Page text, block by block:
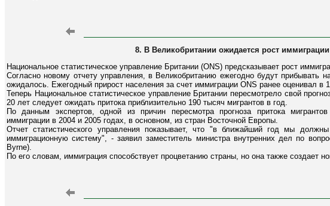
8. В Великобритании ожидается рост иммиграции
Национальное статистическое управление Британии (ONS) предсказывает рост
Согласно новому отчету управления, в Великобританию ежегодно будут прибывать
ожидалось. Ежегодный прирост населения за счет иммиграции ONS ранее оценивал в
Теперь Национальное статистическое управление Британии пересмотрело свой
20 лет следует ожидать притока приблизительно 190 тысяч мигрантов в год.
По данным экспертов, одной из причин пересмотра прогноза притока
иммиграции в 2004 и 2005 годах, в основном, из стран Восточной Европы.
Отчет статистического управления показывает, что "в ближайший год мы
иммиграционную систему", - заявил заместитель министра внутренних дел по
Byrne).
По его словам, иммиграция способствует процветанию страны, но она также создает